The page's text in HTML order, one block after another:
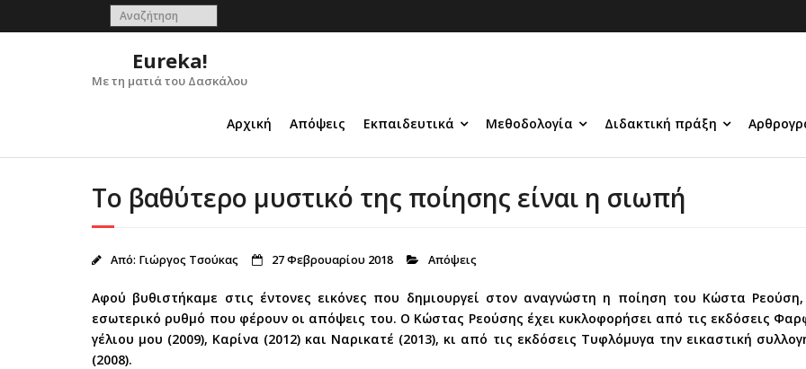
to
Eureka!
Με τη ματιά του Δασκάλου
Αρχική Απόψεις Εκπαιδευτικά Μεθοδολογία Διδακτική πράξη
Το βαθύτερο μυστικό της ποίησης είναι η σιωπή
Από: Γιώργος Τσούκας 27 Φεβρουαρίου 2018 Απόψεις
Αφού βυθιστήκαμε στις έντονες εικόνες που δημιουργεί στον αναγνώστη η ποίηση του Κώστα
εσωτερικό ρυθμό που φέρουν οι απόψεις του. Ο Κώστας Ρεούσης έχει κυκλοφορήσει από τις εκδόσεις
γέλιου μου (2009), Καρίνα (2012) και Ναρικατέ (2013), κι από τις εκδόσεις Τυφλόμυγα την εικαστική
(2008).